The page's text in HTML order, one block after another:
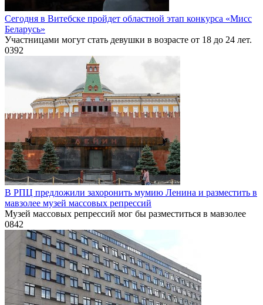
Сегодня в Витебске пройдет областной этап конкурса «Мисс
Беларусь»
Участницами могут стать девушки в возрасте от 18 до 24 лет.
0392
В РПЦ предложили захоронить мумию Ленина и разместить в
мавзолее музей массовых репрессий
Музей массовых репрессий мог бы разместиться в мавзолее
0842